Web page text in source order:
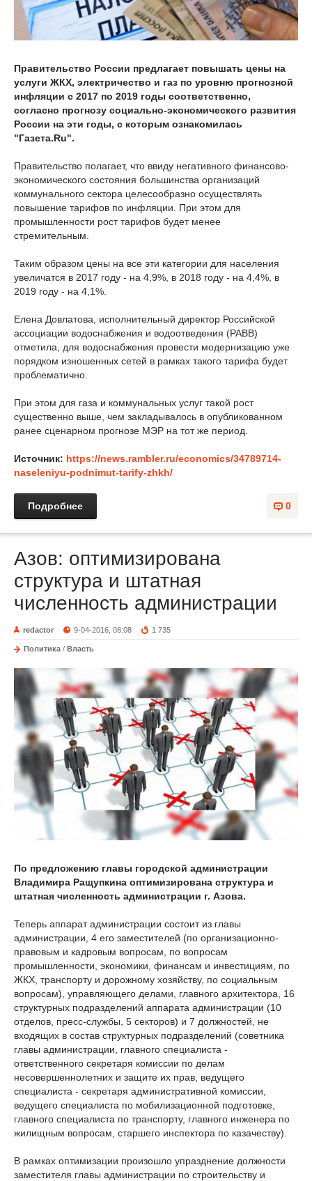
Правительство России предлагает повышать цены на
услуги ЖКХ, электричество и газ по уровню прогнозной
инфляции с 2017 по 2019 годы соответственно,
согласно прогнозу социально-экономического развития
России на эти годы, с которым ознакомилась
"Газета.Ru".
Правительство полагает, что ввиду негативного финансово-
экономического состояния большинства организаций
коммунального сектора целесообразно осуществлять
повышение тарифов по инфляции. При этом для
промышленности рост тарифов будет менее
стремительным.
Таким образом цены на все эти категории для населения
увеличатся в 2017 году - на 4,9%, в 2018 году - на 4,4%, в
2019 году - на 4,1%.
Елена Довлатова, исполнительный директор Российской
ассоциации водоснабжения и водоотведения (РАВВ)
отметила, для водоснабжения провести модернизацию уже
порядком изношенных сетей в рамках такого тарифа будет
проблематично.
При этом для газа и коммунальных услуг такой рост
существенно выше, чем закладывалось в опубликованном
ранее сценарном прогнозе МЭР на тот же период.
Источник: https://news.rambler.ru/economics/34789714-
naseleniyu-podnimut-tarify-zhkh/
0
Подробнее
Азов: оптимизирована
структура и штатная
численность администрации
redactor 9-04-2016, 08:08 1 735
Политика / Власть
По предложению главы городской администрации
Владимира Ращупкина оптимизирована структура и
штатная численность администрации г. Азова.
Теперь аппарат администрации состоит из главы
администрации, 4 его заместителей (по организационно-
правовым и кадровым вопросам, по вопросам
промышленности, экономики, финансам и инвестициям, по
ЖКХ, транспорту и дорожному хозяйству, по социальным
вопросам), управляющего делами, главного архитектора, 16
структурных подразделений аппарата администрации (10
отделов, пресс-службы, 5 секторов) и 7 должностей, не
входящих в состав структурных подразделений (советника
главы администрации, главного специалиста -
ответственного секретаря комиссии по делам
несовершеннолетних и защите их прав, ведущего
специалиста - секретаря административной комиссии,
ведущего специалиста по мобилизационной подготовке,
главного специалиста по транспорту, главного инженера по
жилищным вопросам, старшего инспектора по казачеству).
В рамках оптимизации произошло упразднение должности
заместителя главы администрации по строительству и